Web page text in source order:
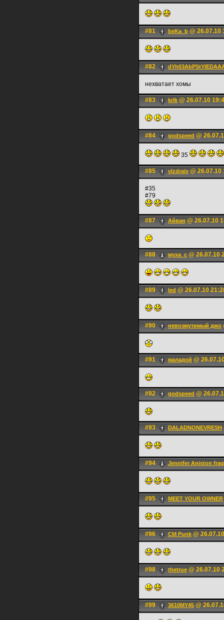
#81 beKa_b @ 26.07.10
#82
нехватает хомы
#83 krlk @ 26.07.10
#84 godspeed @
35
#85 vlzdraiv @ 26.07.10
#35
#79
#87 Айван @ 26.07.10
#88 муха_с @ 26.07.10
#89 led @ 26.07.10
#90 невозмутимый джо
#91 маладой @
#92 godspeed @
#93 DALADNONEVRESH
#94 Jennifer Aniston frag
#95 MEET YOUR OWNER
#96 CM Punk @
#98 thetrue @ 26.07.10
#99 3610MY45 @